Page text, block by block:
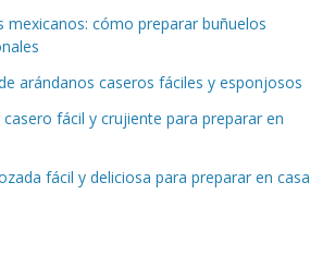
mexicanos: cómo preparar buñuelos
arándanos caseros fáciles y esponjosos
fácil y crujiente para preparar en
fácil y deliciosa para preparar en casa